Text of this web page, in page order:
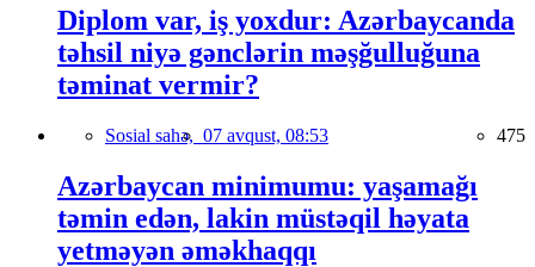
Diplom var, iş yoxdur: Azərbaycanda
təhsil niyə gənclərin məşğulluğuna
təminat vermir?
Sosial sahə, 07 avqust, 08:53 475
Azərbaycan minimumu: yaşamağı
təmin edən, lakin müstəqil həyata
yetməyən əməkhaqqı